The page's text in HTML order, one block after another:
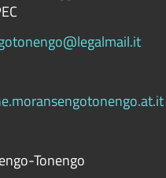
Tonengo